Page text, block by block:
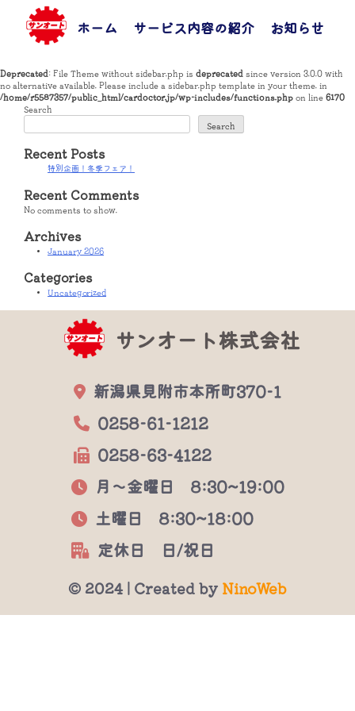
content
ホーム サービス内容の紹介 お知らせ
Deprecated : File Theme without sidebar.php is deprecated since version 3.0.0 with
no alternative available. Please include a sidebar.php template in your theme. in
/home/r5587357/public_html/cardoctor.jp/wp-includes/functions.php on line 6170
Search
Search
Recent Posts
特別企画！冬季フェア！
Recent Comments
No comments to show.
Archives
January 2026
Categories
Uncategorized
サンオート株式会社
新潟県見附市本所町370-1
0258-61-1212
0258-63-4122
月～金曜日 8:30~19:00
土曜日 8:30~18:00
定休日 日/祝日
© 2024 | Created by NinoWeb